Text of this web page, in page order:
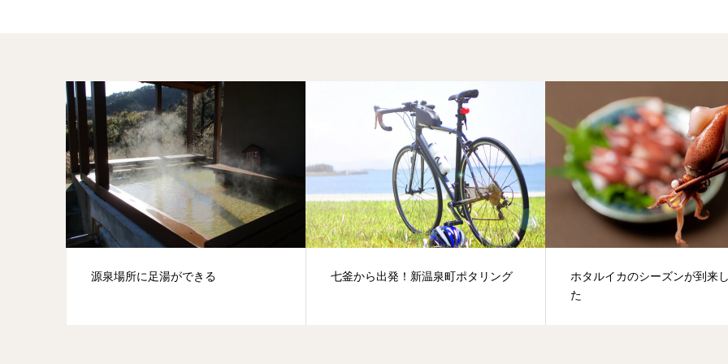
源泉場所に足湯ができる 七釜から出発！新温泉町ポタリング
ホタルイカのシーズンが到来
た